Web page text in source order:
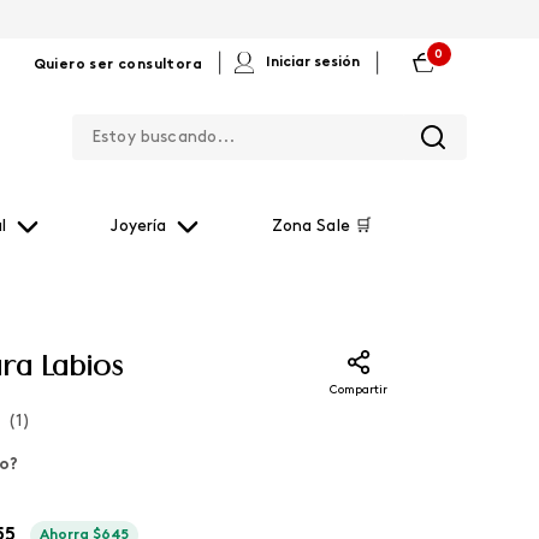
Quiero ser consultora Iniciar sesión
0
Joyería Zona Sale 🛒
Labios
Compartir
(1 )
Ahorra$645